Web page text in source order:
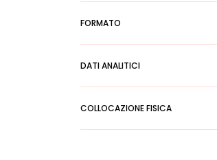
FORMATO
DATI ANALITICI
COLLOCAZIONE FISICA